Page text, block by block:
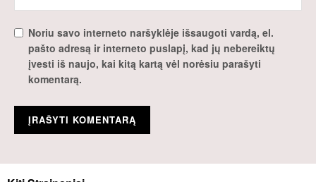
Noriu savo interneto naršyklėje išsaugoti vardą, el.
pašto adresą ir interneto puslapį, kad jų nebereiktų
įvesti iš naujo, kai kitą kartą vėl norėsiu parašyti
komentarą.